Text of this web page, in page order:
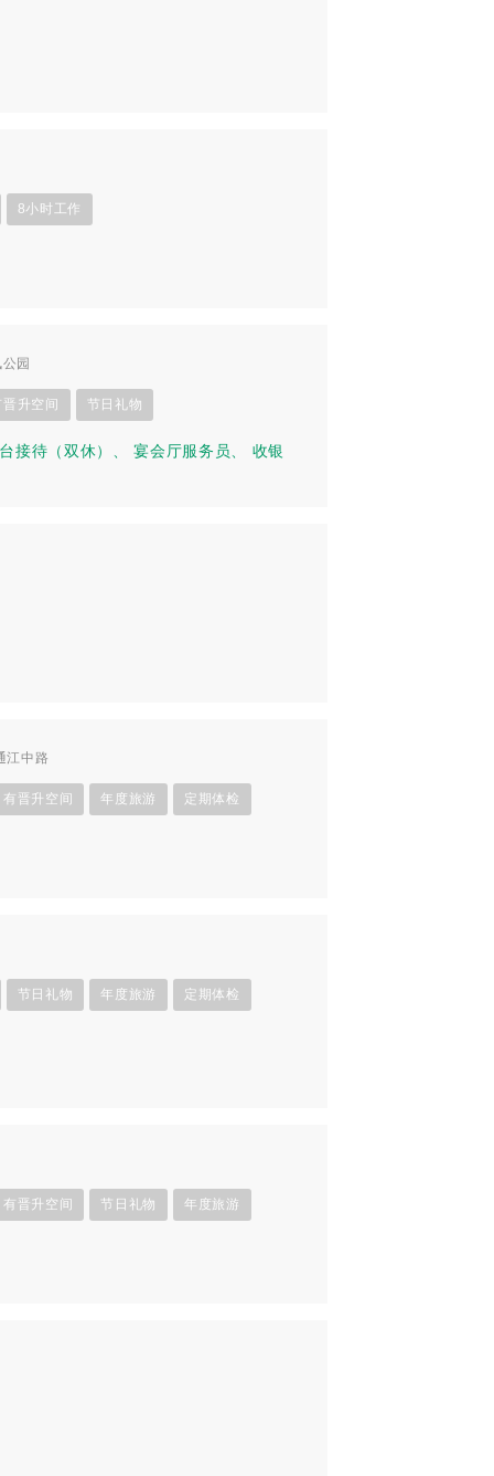
8小时工作
园
晋升空间 节日礼物
接待（双休） 、宴会厅服务员 收银
江中路
有晋升空间 年度旅游 定期体检
节日礼物 年度旅游 定期体检
有晋升空间 节日礼物 年度旅游